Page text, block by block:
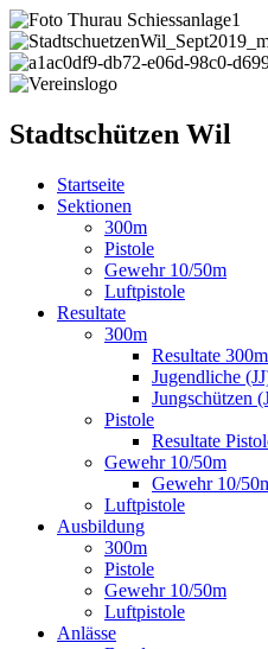
Stadtschützen Wil
Startseite
Sektionen
300m
Pistole
Gewehr 10/50m
Luftpistole
Resultate
300m
Resultate
Jugendliche
Jungschützen
Pistole
Resultate
Gewehr 10/50m
Gewehr 10/
Luftpistole
Ausbildung
300m
Pistole
Gewehr 10/50m
Luftpistole
Anlässe